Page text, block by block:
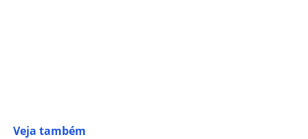
Veja também